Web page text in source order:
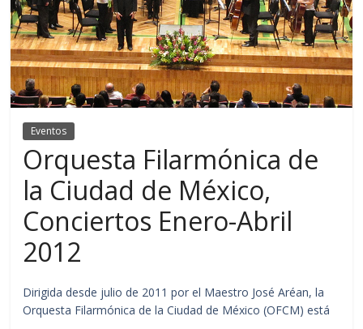
Eventos
Orquesta Filarmónica de
la Ciudad de México,
Conciertos Enero-Abril
2012
Dirigida desde julio de 2011 por el Maestro José Aréan, la
Orquesta Filarmónica de la Ciudad de México (OFCM) está